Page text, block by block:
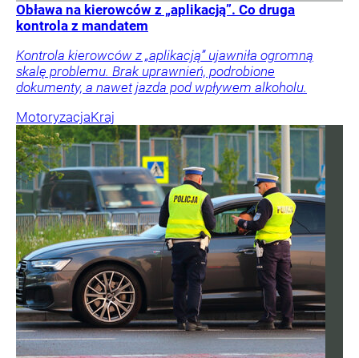
Obława na kierowców z „aplikacją”. Co druga
kontrola z mandatem
Kontrola kierowców z „aplikacją” ujawniła ogromną
skalę problemu. Brak uprawnień, podrobione
dokumenty, a nawet jazda pod wpływem alkoholu.
MotoryzacjaKraj